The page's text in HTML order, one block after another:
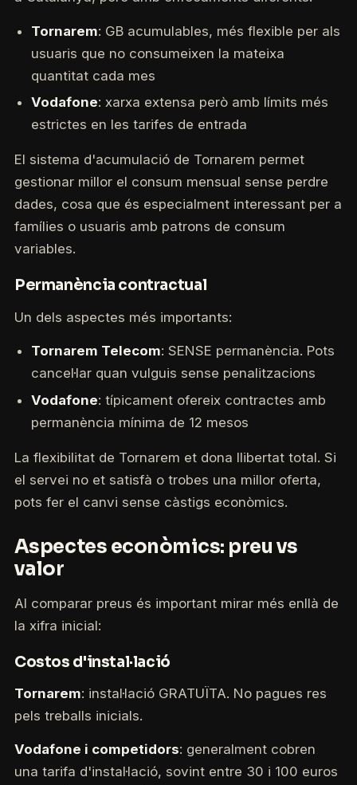
Tornarem: GB acumulables, més flexible per als
usuaris que no consumeixen la mateixa
quantitat cada mes
Vodafone: xarxa extensa però amb límits més
estrictes en les tarifes de entrada
El sistema d'acumulació de Tornarem permet
gestionar millor el consum mensual sense perdre
dades, cosa que és especialment interessant per a
famílies o usuaris amb patrons de consum
variables.
Permanència contractual
Un dels aspectes més importants:
Tornarem Telecom: SENSE permanència. Pots
cancel·lar quan vulguis sense penalitzacions
Vodafone: típicament ofereix contractes amb
permanència mínima de 12 mesos
La flexibilitat de Tornarem et dona llibertat total. Si
el servei no et satisfà o trobes una millor oferta,
pots fer el canvi sense càstigs econòmics.
Aspectes econòmics: preu vs
valor
Al comparar preus és important mirar més enllà de
la xifra inicial:
Costos d'instal·lació
Tornarem: instal·lació GRATUÏTA. No pagues res
pels treballs inicials.
Vodafone i competidors: generalment cobren
una tarifa d'instal·lació, sovint entre 30 i 100 euros